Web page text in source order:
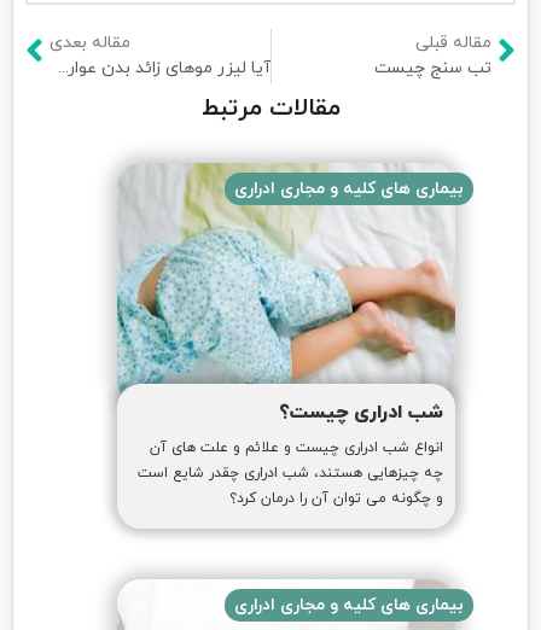
مقاله قبلی
تب سنج چیست
مقاله بعدی
آیا لیزر موهای زائد بدن عوارض دارد
مقالات مرتبط
بیماری های کلیه و مجاری ادراری
شب ادراری چیست؟
انواع شب ادراری چیست و علائم و علت های آن
چه چیزهایی هستند، شب ادراری چقدر شایع است
و چگونه می توان آن را درمان کرد؟
بیماری های کلیه و مجاری ادراری